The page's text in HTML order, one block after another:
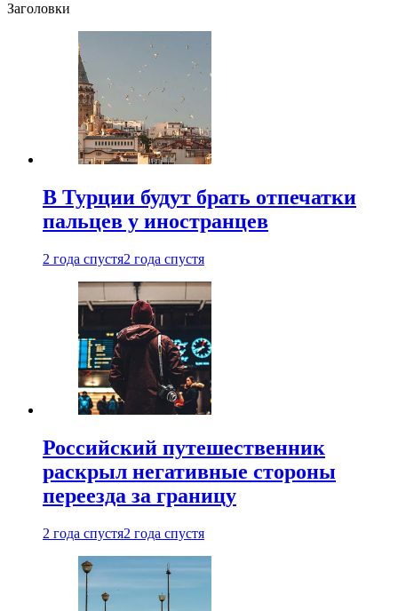
Заголовки
В Турции будут брать отпечатки
пальцев у иностранцев
2 года спустя2 года спустя
Российский путешественник
раскрыл негативные стороны
переезда за границу
2 года спустя2 года спустя